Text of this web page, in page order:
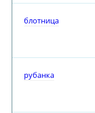
блотница
рубанка